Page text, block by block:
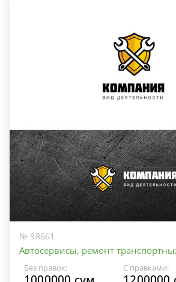
№ 98661
Автосервисы, ремонт
Без правок: С правками: